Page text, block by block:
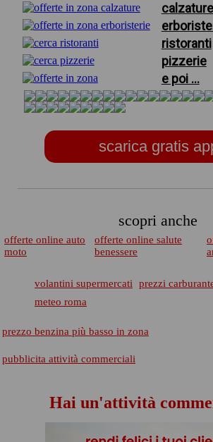
calzature
ristoranti
pizzerie
e poi ...
scarica gratis
scopri anche
offerte online auto
moto
offerte online salute
benessere
volantini supermercati prezzi
meteo roma
prezzo benzina più basso in zona
pubblicita attività commerciali
Hai un'attività